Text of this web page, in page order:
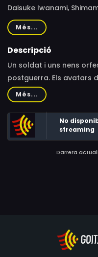
Daisuke Iwanami,
Yoshikatsu Chiba,
Kiyoshi Taira, Hiroyuki
Més...
Descripció
Un soldat i uns nens
postguerra. Els avatars
una aventura de
maduresa.
Més...
No
streaming
Darrera